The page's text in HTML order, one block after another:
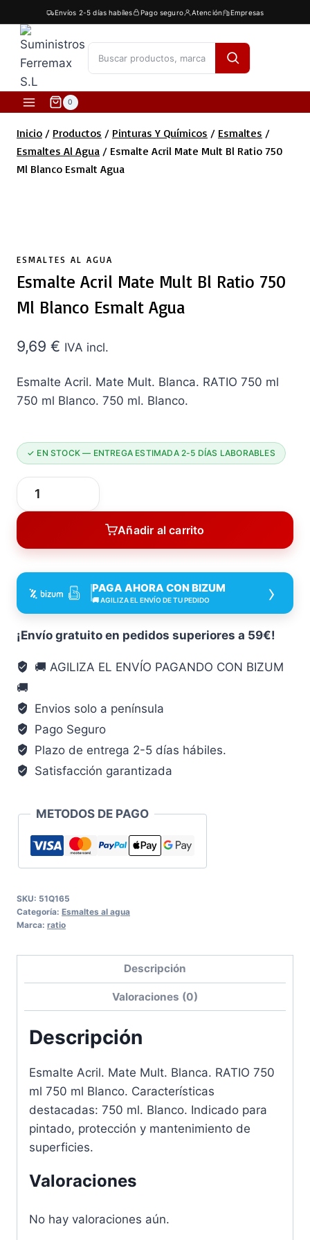
al
contenido
Envíos 2-5 días habíles Pago seguro Atención Empresas
0
Inicio / Productos / Pinturas Y Químicos / Esmaltes /
Esmaltes Al Agua / Esmalte Acril Mate Mult Bl Ratio 750
Ml Blanco Esmalt Agua
ESMALTES AL AGUA
Esmalte Acril Mate Mult Bl Ratio 750
Ml Blanco Esmalt Agua
9,69 € IVA incl.
Esmalte Acril. Mate Mult. Blanca. RATIO 750 ml
750 ml Blanco. 750 ml. Blanco.
✓ EN STOCK — ENTREGA ESTIMADA 2-5 DÍAS LABORABLES
Esmalte
ACRIL
MATE
BL
RATIO
750
ML
esmalt
agua
cantidad
Añadir al carrito
PAGA AHORA CON BIZUM
🚚 AGILIZA EL ENVÍO DE TU PEDIDO ›
¡Envío gratuito en pedidos superiores a 59€!
🚚 AGILIZA EL ENVÍO PAGANDO CON BIZUM
🚚
Envios solo a península
Pago Seguro
Plazo de entrega 2-5 días hábiles.
Satisfacción garantizada
METODOS DE PAGO
SKU: 51Q165
Categoría: Esmaltes al agua
Marca: ratio
Descripción
Valoraciones (0)
Descripción
Esmalte Acril. Mate Mult. Blanca. RATIO 750
ml 750 ml Blanco. Características
destacadas: 750 ml. Blanco. Indicado para
pintado, protección y mantenimiento de
superficies.
Valoraciones
No hay valoraciones aún.